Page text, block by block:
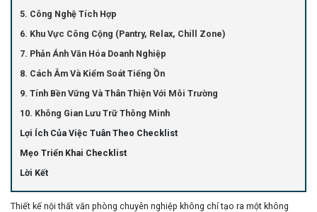
5. Công Nghệ Tích Hợp
6. Khu Vực Công Cộng (Pantry, Relax, Chill Zone)
7. Phản Ánh Văn Hóa Doanh Nghiệp
8. Cách Âm Và Kiểm Soát Tiếng Ồn
9. Tính Bền Vững Và Thân Thiện Với Môi Trường
10. Không Gian Lưu Trữ Thông Minh
Lợi Ích Của Việc Tuân Theo Checklist
Mẹo Triển Khai Checklist
Lời Kết
Thiết kế nội thất văn phòng chuyên nghiệp không chỉ tạo ra một không